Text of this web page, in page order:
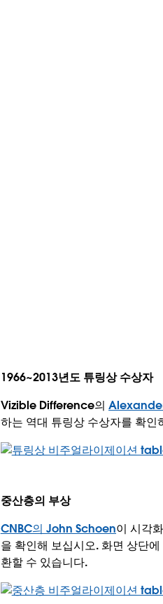
1966~2013년도 튜링상 수상자
Vizible Difference의
하는 역대 튜링상 수상자를 확
중산층의 부상
CNBC의 John Schoen이 시각
을 확인해 보십시오. 화면 상단
환할 수 있습니다.